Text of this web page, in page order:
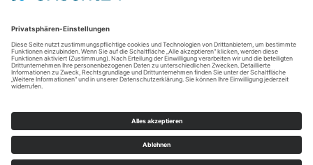
Matthäus 13,37-38
© Evangelische Brüder-Unität – Herrnhuter Brüdergemeine
Weitere Informationen finden Sie hier